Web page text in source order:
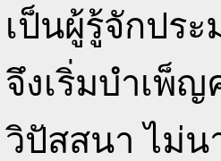
เป็นผู้รู้จักปร
จึงเริ่มบำเพ็
วิปัสสนา ไม่น